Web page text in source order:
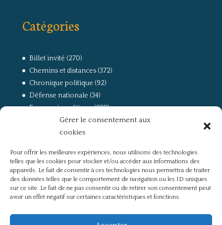
Gérer le consentement aux
cookies
Pour offrir les meilleures expériences, nous utilisons des technologies
telles que les cookies pour stocker et/ou accéder aux informations des
appareils. Le fait de consentir à ces technologies nous permettra de traiter
des données telles que le comportement de navigation ou les ID uniques
sur ce site. Le fait de ne pas consentir ou de retirer son consentement peut
avoir un effet négatif sur certaines caractéristiques et fonctions.
Catégories
Billet invité (270)
Chemins et distances(372)
Chronique politique (92)
Défense nationale (34)
Economie politique(238)
(168)
La guerre, la Résistance et la Déportation
Non classé(42)
Partis politiques, intelligentsia, médias(750)
Présentation(4)
Références(57)